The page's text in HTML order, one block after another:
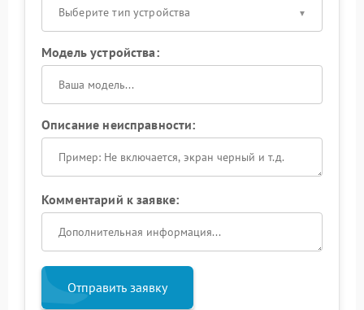
Выберите тип устройства
Модель устройства:
Описание неисправности:
Комментарий к заявке:
Отправить заявку